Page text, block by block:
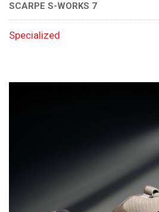
SCARPE S-WORKS 7
Specialized